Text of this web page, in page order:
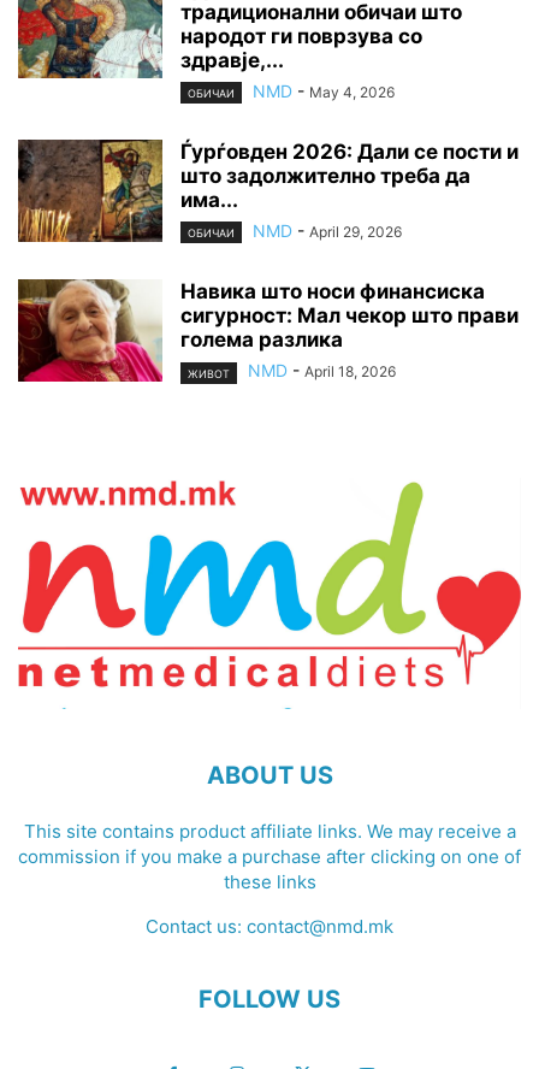
традиционални обичаи што
народот ги поврзува со
здравје,...
ОБИЧАИ NMD - May 4, 2026
Ѓурѓовден 2026: Дали се пости и
што задолжително треба да
има...
ОБИЧАИ NMD - April 29, 2026
Навика што носи финансиска
сигурност: Мал чекор што прави
голема разлика
ЖИВОТ NMD - April 18, 2026
ABOUT US
This site contains product affiliate links. We may receive a
commission if you make a purchase after clicking on one of
these links
Contact us: contact@nmd.mk
FOLLOW US